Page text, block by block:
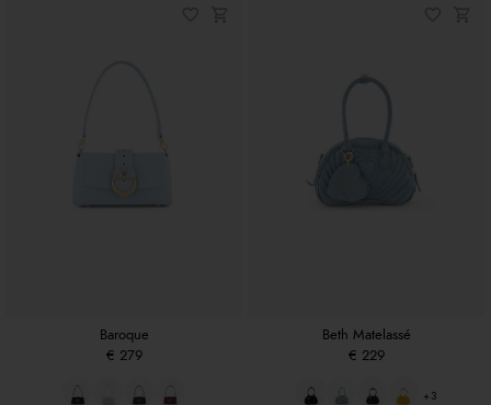
Baroque
€ 279
Beth Matelassé
€ 229
+3